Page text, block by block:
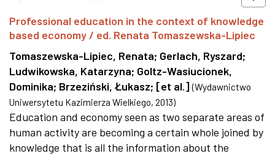
Professional education in the context of knowledge
based economy / ed. Renata Tomaszewska-Lipiec
Tomaszewska-Lipiec, Renata; Gerlach, Ryszard;
Ludwikowska, Katarzyna; Goltz-Wasiucionek,
Dominika; Brzeziński, Łukasz; [et al.] (Wydawnictwo
Uniwersytetu Kazimierza Wielkiego, 2013)
Education and economy seen as two separate areas of
human activity are becoming a certain whole joined by
knowledge that is all the information about the